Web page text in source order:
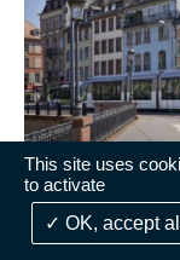
This site uses
to activate
OK, accept all
DÉCISION DE